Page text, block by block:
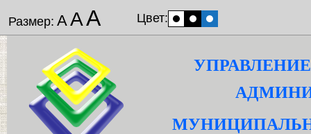
Размер: ААА Цвет: